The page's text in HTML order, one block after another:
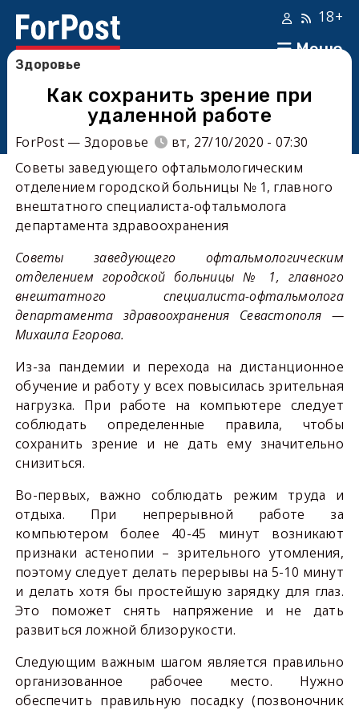
Меню
18+
Здоровье
Как сохранить зрение при
удаленной работе
ForPost — Здоровье
вт, 27/10/2020 - 07:30
Советы заведующего офтальмологическим
отделением городской больницы № 1, главного
внештатного специалиста-офтальмолога
департамента здравоохранения
Советы заведующего офтальмологическим
отделением городской больницы № 1, главного
внештатного специалиста-офтальмолога
департамента здравоохранения Севастополя —
Михаила Егорова.
Из-за пандемии и перехода на дистанционное
обучение и работу у всех повысилась зрительная
нагрузка. При работе на компьютере следует
соблюдать определенные правила, чтобы
сохранить зрение и не дать ему значительно
снизиться.
Во-первых, важно соблюдать режим труда и
отдыха. При непрерывной работе за
компьютером более 40-45 минут возникают
признаки астенопии – зрительного утомления,
поэтому следует делать перерывы на 5-10 минут
и делать хотя бы простейшую зарядку для глаз.
Это поможет снять напряжение и не дать
развиться ложной близорукости.
Следующим важным шагом является правильно
организованное рабочее место. Нужно
обеспечить правильную посадку (позвоночник